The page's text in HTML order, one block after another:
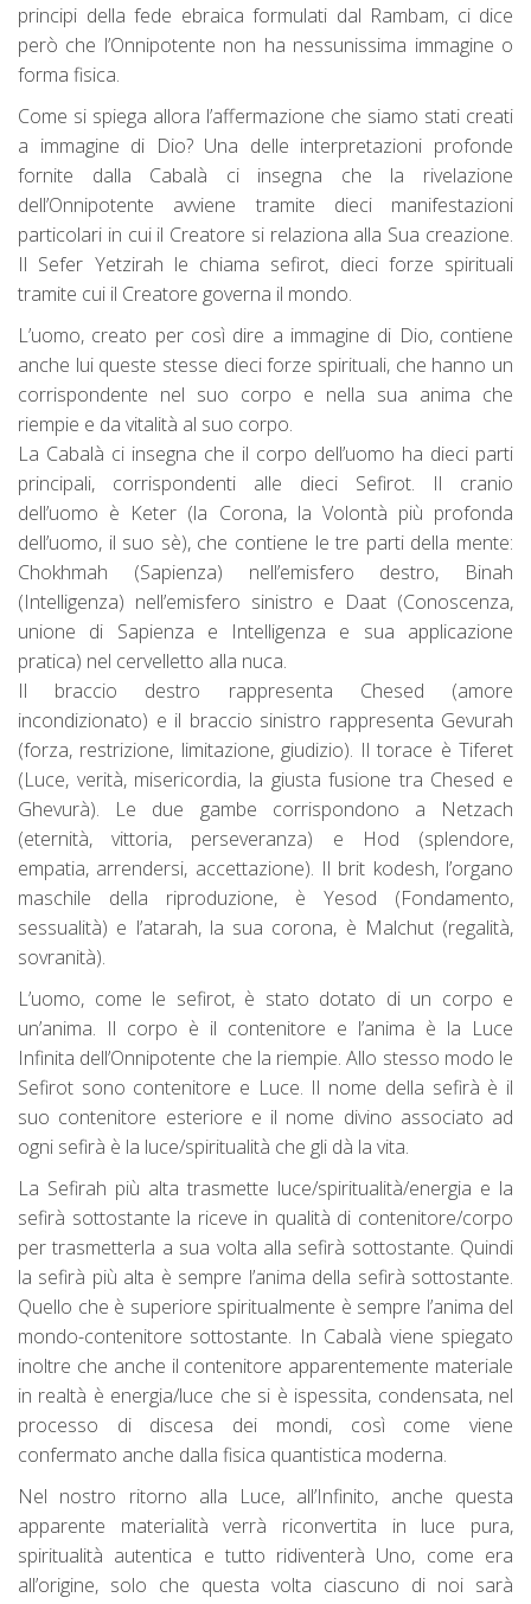
principi della fede ebraica formulati dal Rambam, ci dice
però che l’Onnipotente non ha nessunissima immagine o
forma fisica.
Come si spiega allora l’affermazione che siamo stati creati
a immagine di Dio? Una delle interpretazioni profonde
fornite dalla Cabalà ci insegna che la rivelazione
dell’Onnipotente avviene tramite dieci manifestazioni
particolari in cui il Creatore si relaziona alla Sua creazione.
Il Sefer Yetzirah le chiama sefirot, dieci forze spirituali
tramite cui il Creatore governa il mondo.
L’uomo, creato per così dire a immagine di Dio, contiene
anche lui queste stesse dieci forze spirituali, che hanno un
corrispondente nel suo corpo e nella sua anima che
riempie e da vitalità al suo corpo.
La Cabalà ci insegna che il corpo dell’uomo ha dieci parti
principali, corrispondenti alle dieci Sefirot. Il cranio
dell’uomo è Keter (la Corona, la Volontà più profonda
dell’uomo, il suo sè), che contiene le tre parti della mente:
Chokhmah (Sapienza) nell’emisfero destro, Binah
(Intelligenza) nell’emisfero sinistro e Daat (Conoscenza,
unione di Sapienza e Intelligenza e sua applicazione
pratica) nel cervelletto alla nuca.
Il braccio destro rappresenta Chesed (amore
incondizionato) e il braccio sinistro rappresenta Gevurah
(forza, restrizione, limitazione, giudizio). Il torace è Tiferet
(Luce, verità, misericordia, la giusta fusione tra Chesed e
Ghevurà). Le due gambe corrispondono a Netzach
(eternità, vittoria, perseveranza) e Hod (splendore,
empatia, arrendersi, accettazione). Il brit kodesh, l’organo
maschile della riproduzione, è Yesod (Fondamento,
sessualità) e l’atarah, la sua corona, è Malchut (regalità,
sovranità).
L’uomo, come le sefirot, è stato dotato di un corpo e
un’anima. Il corpo è il contenitore e l’anima è la Luce
Infinita dell’Onnipotente che la riempie. Allo stesso modo le
Sefirot sono contenitore e Luce. Il nome della sefirà è il
suo contenitore esteriore e il nome divino associato ad
ogni sefirà è la luce/spiritualità che gli dà la vita.
La Sefirah più alta trasmette luce/spiritualità/energia e la
sefirà sottostante la riceve in qualità di contenitore/corpo
per trasmetterla a sua volta alla sefirà sottostante. Quindi
la sefirà più alta è sempre l’anima della sefirà sottostante.
Quello che è superiore spiritualmente è sempre l’anima del
mondo-contenitore sottostante. In Cabalà viene spiegato
inoltre che anche il contenitore apparentemente materiale
in realtà è energia/luce che si è ispessita, condensata, nel
processo di discesa dei mondi, così come viene
confermato anche dalla fisica quantistica moderna.
Nel nostro ritorno alla Luce, all’Infinito, anche questa
apparente materialità verrà riconvertita in luce pura,
spiritualità autentica e tutto ridiventerà Uno, come era
all’origine, solo che questa volta ciascuno di noi sarà